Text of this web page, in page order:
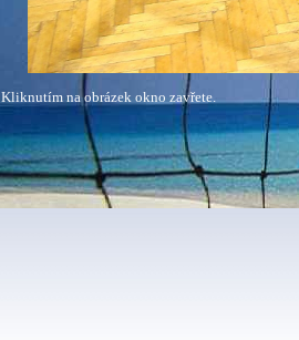
Kliknutím na obrázek okno zavřete.